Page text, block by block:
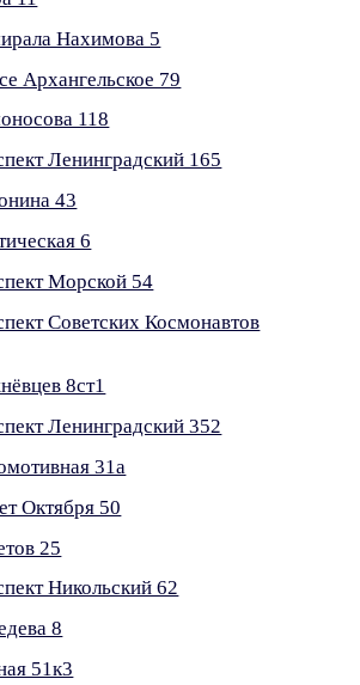
Нахимова 5
Архангельское 79
118
Ленинградский 165
43
6
Морской 54
Советских Космонавтов
8ст1
Ленинградский 352
31а
Октября 50
25
Никольский 62
8
51к3